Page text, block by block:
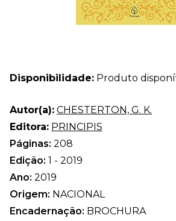
Disponibilidade: Produto
Autor(a): CHESTERTON, G. K.
Editora: PRINCIPIS
Páginas: 208
Edição: 1 - 2019
Ano: 2019
Origem: NACIONAL
Encadernação: BROCHURA